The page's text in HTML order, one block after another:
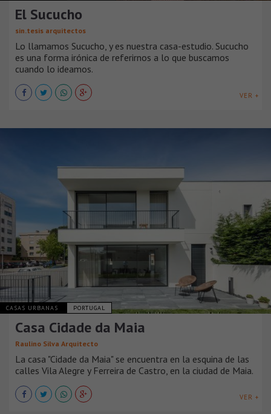
El Sucucho
sin.tesis arquitectos
Lo llamamos Sucucho, y es nuestra casa-estudio. Sucucho
es una forma irónica de referirnos a lo que buscamos
cuando lo ideamos.
VER +
CASAS URBANAS PORTUGAL
Casa Cidade da Maia
Raulino Silva Arquitecto
La casa "Cidade da Maia" se encuentra en la esquina de las
calles Vila Alegre y Ferreira de Castro, en la ciudad de Maia.
VER +